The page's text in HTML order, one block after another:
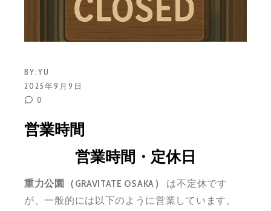
BY:YU
2025年9月9日
0
営業時間
営業時間・定休日
重力公園（GRAVITATE OSAKA）
は不定休です
が、一般的には以下のように営業しています。